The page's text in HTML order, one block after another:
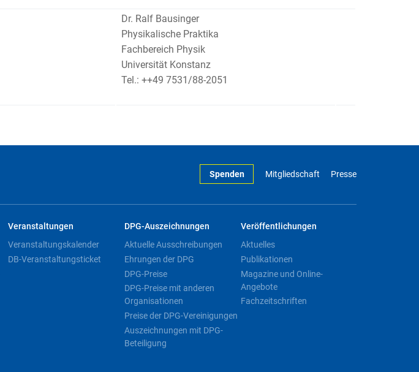
Dr. Ralf Bausinger
Physikalische Praktika
Fachbereich Physik
Universität Konstanz
Tel.: ++49 7531/88-2051
Spenden Mitgliedschaft Presse
Veranstaltungen
Veranstaltungskalender
DB-Veranstaltungsticket
DPG-Auszeichnungen
Aktuelle Ausschreibungen
Ehrungen der DPG
DPG-Preise
DPG-Preise mit anderen
Organisationen
Preise der DPG-Vereinigungen
Auszeichnungen mit DPG-
Beteiligung
Veröffentlichungen
Aktuelles
Publikationen
Magazine und Online-
Angebote
Fachzeitschriften